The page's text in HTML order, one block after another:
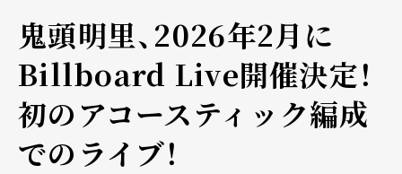
鬼頭明里、2026年2月に
Billboard Live開催決定！
初のアコースティック編成
でのライブ！